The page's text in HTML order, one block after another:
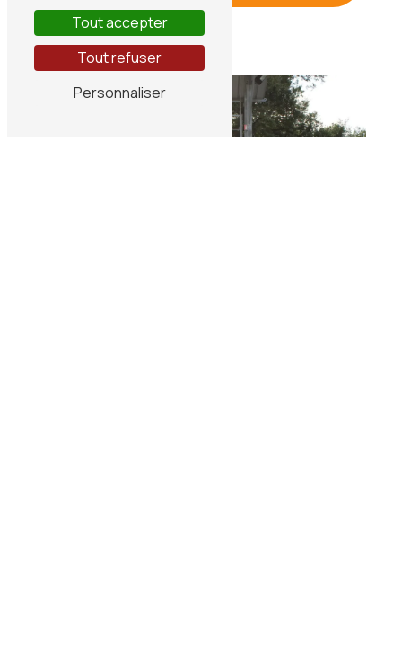
Tout accepter
Tout refuser
Personnaliser